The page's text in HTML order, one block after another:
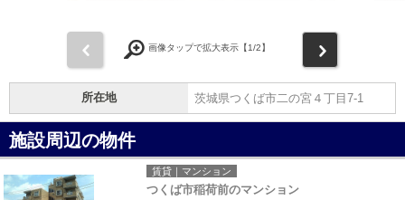
画像タップで拡大表示【1/2】
所在地 茨城県つくば市二の宮４丁目7-1
施設周辺の物件
賃貸｜マンション
つくば市稲荷前のマンション